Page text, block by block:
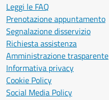
Leggi le FAQ
Prenotazione appuntamento
Segnalazione disservizio
Richiesta assistenza
Amministrazione trasparente
Informativa privacy
Cookie Policy
Social Media Policy